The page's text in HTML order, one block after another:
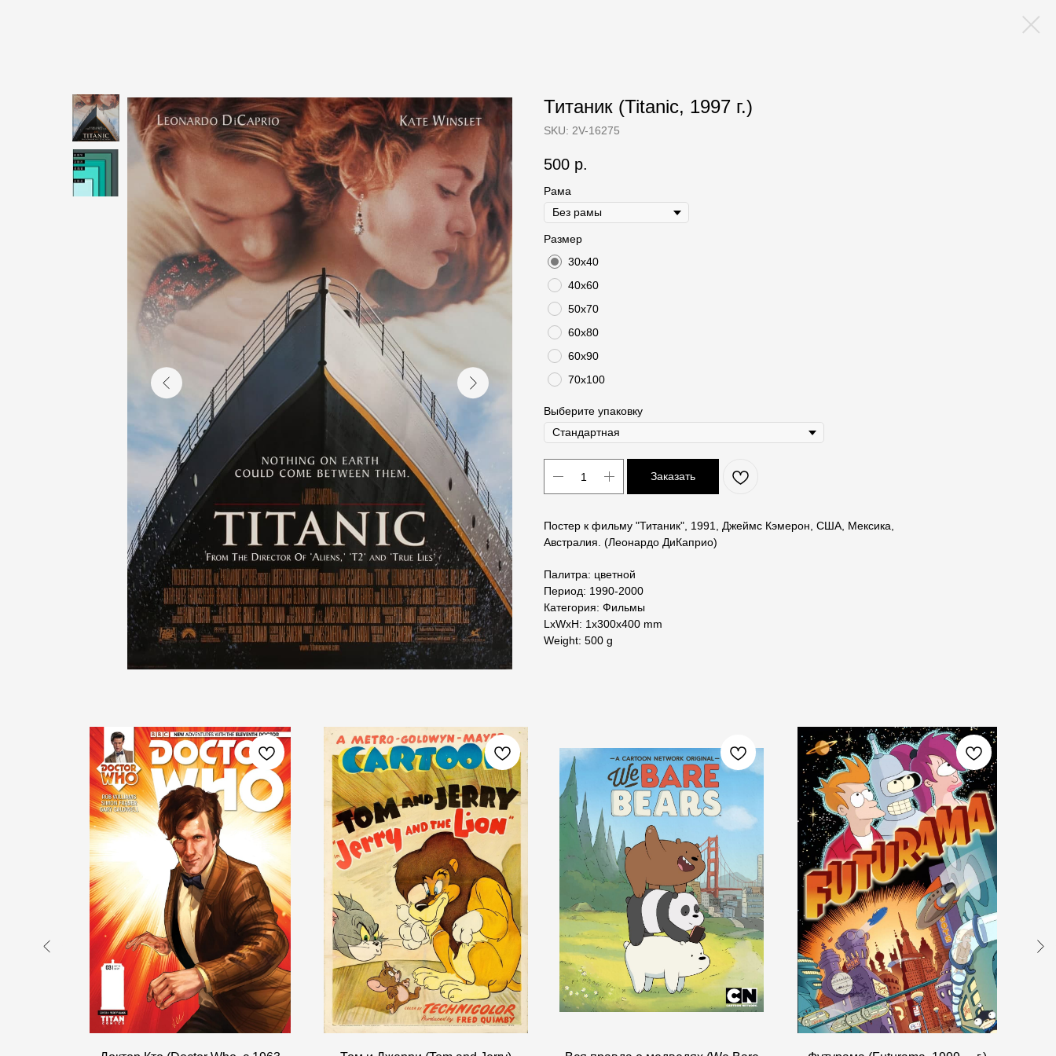
Титаник (Titanic, 1997 г.)
SKU: 2V-16275
500 р.
Рама
Размер
30х40
40х60
50х70
60х80
60х90
70х100
Выберите упаковку
Заказать
Постер к фильму "Титаник", 1991, Джеймс Кэмерон, США, Мексика,
Австралия. (Леонардо ДиКаприо)
Палитра: цветной
Период: 1990-2000
Категория: Фильмы
LxWxH: 1x300x400 mm
Weight: 500 g